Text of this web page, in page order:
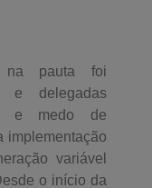
na pauta foi
e delegadas
e medo de
implementação
variável
o início da